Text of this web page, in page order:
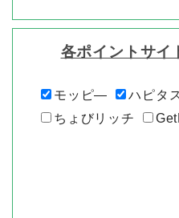
各ポイントサイ
モッピ― ハピタ
ちょびリッチ